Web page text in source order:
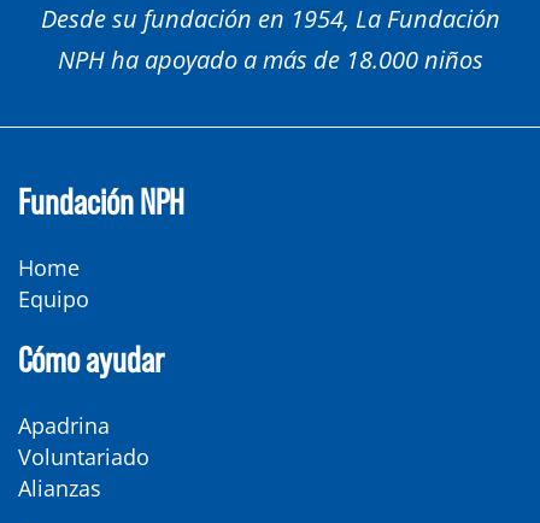
Desde su fundación en 1954, La Fundación
NPH ha apoyado a más de 18.000 niños
Fundación NPH
Home
Equipo
Cómo ayudar
Apadrina
Voluntariado
Alianzas